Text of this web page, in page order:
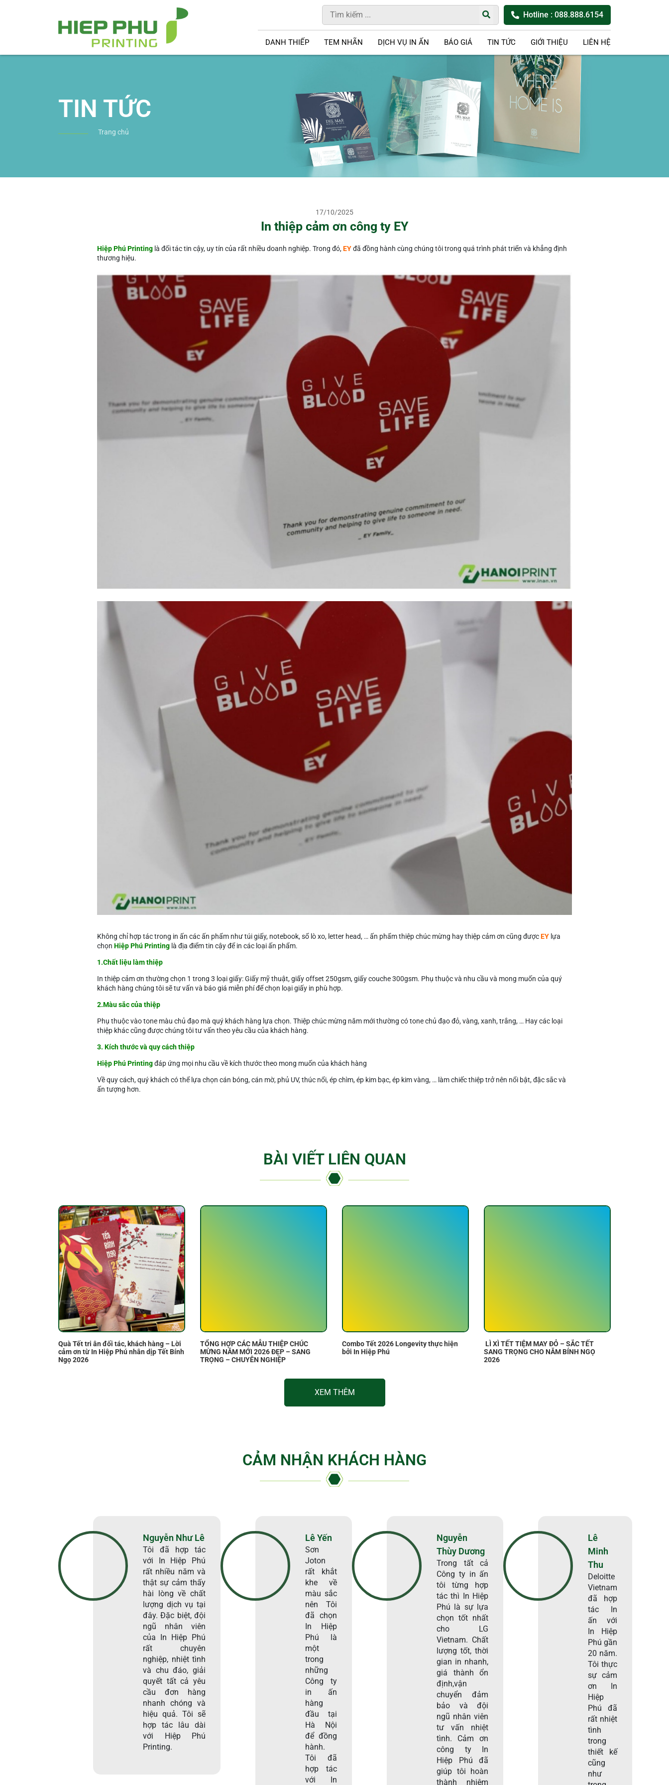
Hotline : 088.888.6154
DANH THIẾP TEM NHÃN DỊCH VỤ IN ẤN BÁO GIÁ TIN TỨC GIỚI THIỆU LIÊN HỆ
TIN TỨC
Trang chủ
17/10/2025
In thiệp cảm ơn công ty EY
Hiệp Phú Printing là đối tác tin cậy, uy tín của rất nhiều doanh nghiệp. Trong đó,EYđã đồng hành cùng chúng tôi trong quá trình phát triển và khẳng định
thương hiệu.
Không chỉ hợp tác trong in ấn các ấn phẩm như túi giấy, notebook, sổ lò xo, letter head, … ấn phẩm thiệp chúc mừng hay thiệp cảm ơn cũng đượcEY lựa
chọn Hiệp Phú Printing là địa điểm tin cậy để in các loại ấn phẩm.
1.Chất liệu làm thiệp
In thiệp cảm ơn thường chọn 1 trong 3 loại giấy: Giấy mỹ thuật, giấy offset 250gsm, giấy couche 300gsm. Phụ thuộc và nhu cầu và mong muốn của quý
khách hàng chúng tôi sẽ tư vấn và báo giá miễn phí để chọn loại giấy in phù hợp.
2.Màu sắc của thiệp
Phụ thuộc vào tone màu chủ đạo mà quý khách hàng lựa chọn. Thiệp chúc mừng năm mới thường có tone chủ đạo đỏ, vàng, xanh, trắng, … Hay các loại
thiệp khác cũng được chúng tôi tư vấn theo yêu cầu của khách hàng.
3. Kích thước và quy cách thiệp
Hiệp Phú Printingđáp ứng mọi nhu cầu về kích thước theo mong muốn của khách hàng
Về quy cách, quý khách có thể lựa chọn cán bóng, cán mờ, phủ UV, thúc nổi, ép chìm, ép kim bạc, ép kim vàng, … làm chiếc thiệp trở nên nổi bật, đặc sắc và
ấn tượng hơn.
BÀI VIẾT LIÊN QUAN
Quà Tết tri ân đối tác, khách hàng – Lời
cảm ơn từ In Hiệp Phú nhân dịp Tết Bính
Ngọ 2026
TỔNG HỢP CÁC MẪU THIỆP CHÚC
MỪNG NĂM MỚI 2026 ĐẸP – SANG
TRỌNG – CHUYÊN NGHIỆP
Combo Tết 2026 Longevity thực hiện
bởi In Hiệp Phú
LÌ XÌ TẾT TIỆM MAY ĐỎ – SẮC TẾT
SANG TRỌNG CHO NĂM BÍNH NGỌ
2026
XEM THÊM
CẢM NHẬN KHÁCH HÀNG
Nguyễn Như Lê
Tôi đã hợp tác
với In Hiệp Phú
rất nhiều năm và
thật sự cảm thấy
hài lòng về chất
lượng dịch vụ tại
đây. Đặc biệt, đội
ngũ nhân viên
của In Hiệp Phú
rất chuyên
nghiệp, nhiệt tình
và chu đáo, giải
quyết tất cả yêu
cầu đơn hàng
nhanh chóng và
hiệu quả. Tôi sẽ
hợp tác lâu dài
với Hiệp Phú
Printing.
Lê Yến
Sơn
Joton
rất khắt
khe về
màu sắc
nên Tôi
đã chọn
In Hiệp
Phú là
một
trong
những
Công ty
in ấn
hàng
đầu tại
Hà Nội
để đồng
hành.
Tôi đã
hợp tác
với In
Nguyễn
Thùy Dương
Trong tất cả
Công ty in ấn
tôi từng hợp
tác thì In Hiệp
Phú là sự lựa
chọn tốt nhất
cho LG
Vietnam. Chất
lượng tốt, thời
gian in nhanh,
giá thành ổn
định,vận
chuyển đảm
bảo và đội
ngũ nhân viên
tư vấn nhiệt
tình. Cảm ơn
công ty In
Hiệp Phú đã
giúp tôi hoàn
thành nhiêm
Lê
Minh
Thu
Deloitte
Vietnam
đã hợp
tác In
ấn với
In Hiệp
Phú gần
20 năm.
Tôi thực
sự cảm
ơn In
Hiệp
Phú đã
rất nhiệt
tình
trong
thiết kế
cũng
như